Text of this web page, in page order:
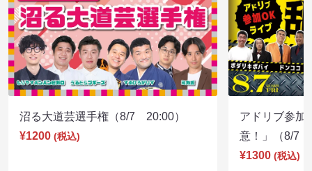
沼る大道芸選手権（8/7 20:00）
¥1200 (税込)
アドリブ参加
意！」（8/7
¥1300 (税込)